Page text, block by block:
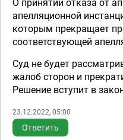
О принятии отказа от
апелляционной
которым прекращает
соответствующей
Суд не будет
жалоб сторон и
Решение вступит в
23.12.2022, 05:00
Ответить